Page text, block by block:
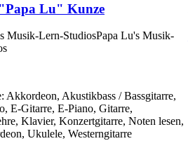
Lu" Kunze
Papa Lu's Musik-
Akkordeon, Akustikbass / Bassgitarre,
E-Gitarre, E-Piano, Gitarre,
Klavier, Konzertgitarre, Noten lesen,
Ukulele, Westerngitarre